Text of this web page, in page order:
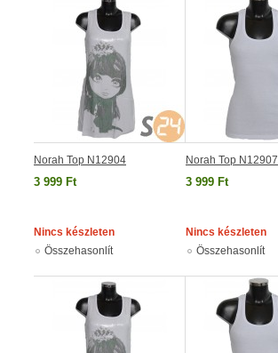
Norah Top N12904
3 999 Ft
Nincs készleten
Összehasonlít
Norah Top N12907
3 999 Ft
Nincs készleten
Összehasonlít